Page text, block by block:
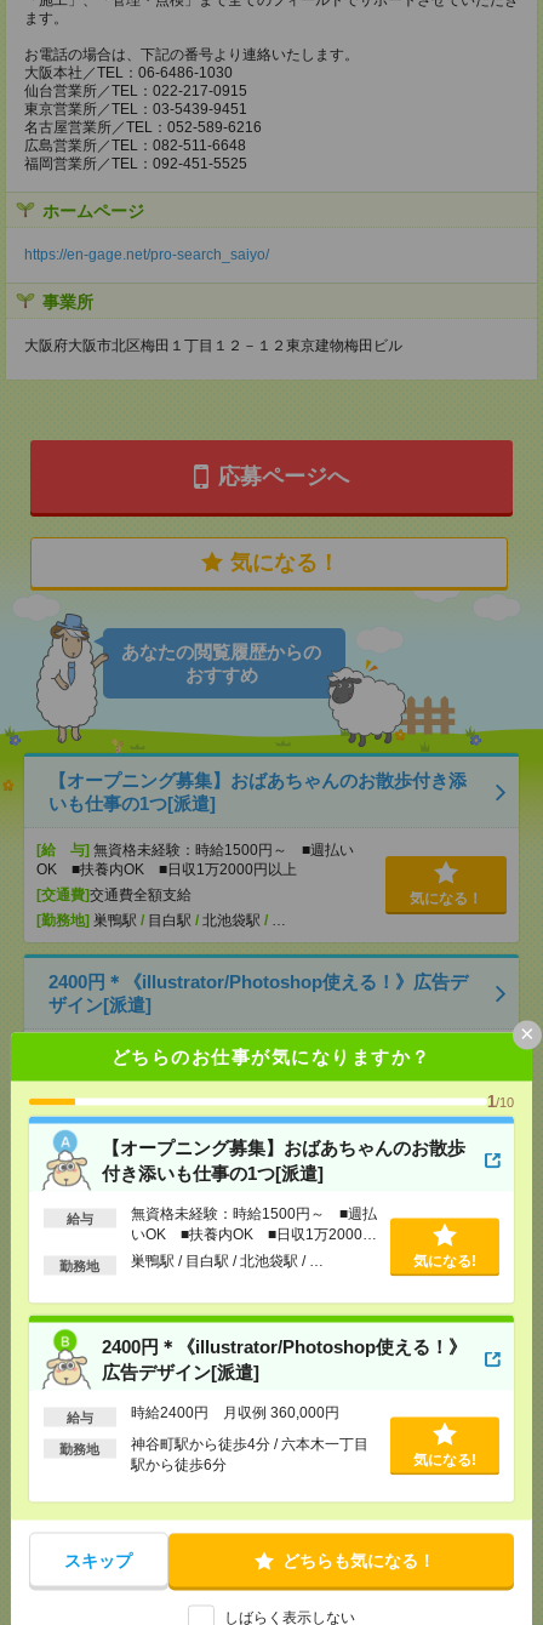
どちらのお仕事が気になりますか？
1/10
【オープニング募集】おばあちゃんのお散歩
付き添いも仕事の1つ[派遣]
給与
無資格未経験：時給1500円～ ■週払
いOK ■扶養内OK ■日収1万2000円
以上
勤務地 巣鴨駅 / 目白駅 / 北池袋駅 / … 気になる!
2400円＊《illustrator/Photoshop使える！》
広告デザイン[派遣]
給与 時給2400円 月収例 360,000円
勤務地
神谷町駅から徒歩4分 / 六本木一丁目
駅から徒歩6分
気になる!
スキップ どちらも気になる！
しばらく表示しない
×
ます。
お電話の場合は、下記の番号より連絡いたします。
大阪本社／TEL：06-6486-1030
仙台営業所／TEL：022-217-0915
東京営業所／TEL：03-5439-9451
名古屋営業所／TEL：052-589-6216
広島営業所／TEL：082-511-6648
福岡営業所／TEL：092-451-5525
ホームページ
https://en-gage.net/pro-search_saiyo/
事業所
大阪府大阪市北区梅田１丁目１２－１２東京建物梅田ビル
応募ページへ
気になる！
あなたの閲覧履歴からの
おすすめ
【オープニング募集】おばあちゃんのお散歩付き添
いも仕事の1つ[派遣]
[給 与] 無資格未経験：時給1500円～ ■週払い
OK ■扶養内OK ■日収1万2000円以上
[交通費]交通費全額支給
[勤務地] 巣鴨駅 / 目白駅 / 北池袋駅 / …
気になる！
2400円＊《illustrator/Photoshop使える！》広告デ
ザイン[派遣]
時給2400円 月収例 360,000円
[交通費]全額支給
[月収例]30万円～
[勤務地]神谷町駅から徒歩4分/六本木一丁目駅か
ら徒歩6分
気になる！
【在宅勤務OK】時給3000円！10～16時＊残業ほぼな
し▼新日本橋で一般事務[派遣]
[給 与] 時給3000円 月収例 30万円 時給3000円×
りません。※給与即受取りサービス利用可（利用条
件有）
[交通費]
1ヶ月3万円を上限として実費支給
[月収例]30万円～
[勤務地]新日本橋駅から徒歩3分/三越前駅から徒
のマーケティング[派遣]
[給 与]時給2000円 月収例：2000円×7.75時間
×21日＝325.500円